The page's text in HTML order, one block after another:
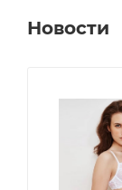
Новости